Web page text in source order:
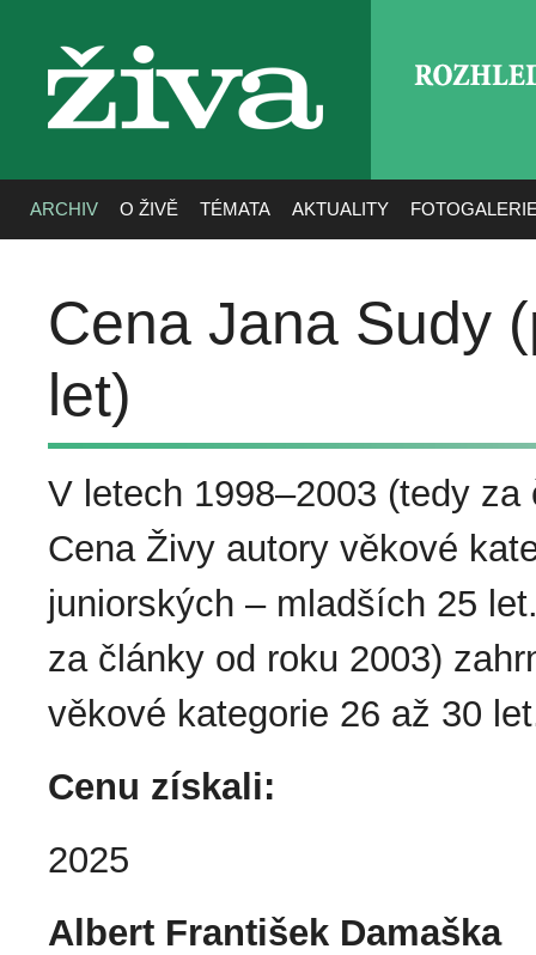
živa
ARCHIV O ŽIVĚ TÉMATA AKTUALITY
Cena Jana Sudy
let)
V letech 1998–2003 (tedy
Cena Živy autory věkové
juniorských – mladších 25
za články od roku 2003)
věkové kategorie 26 až 30
Cenu získali:
2025
Albert František Damaška